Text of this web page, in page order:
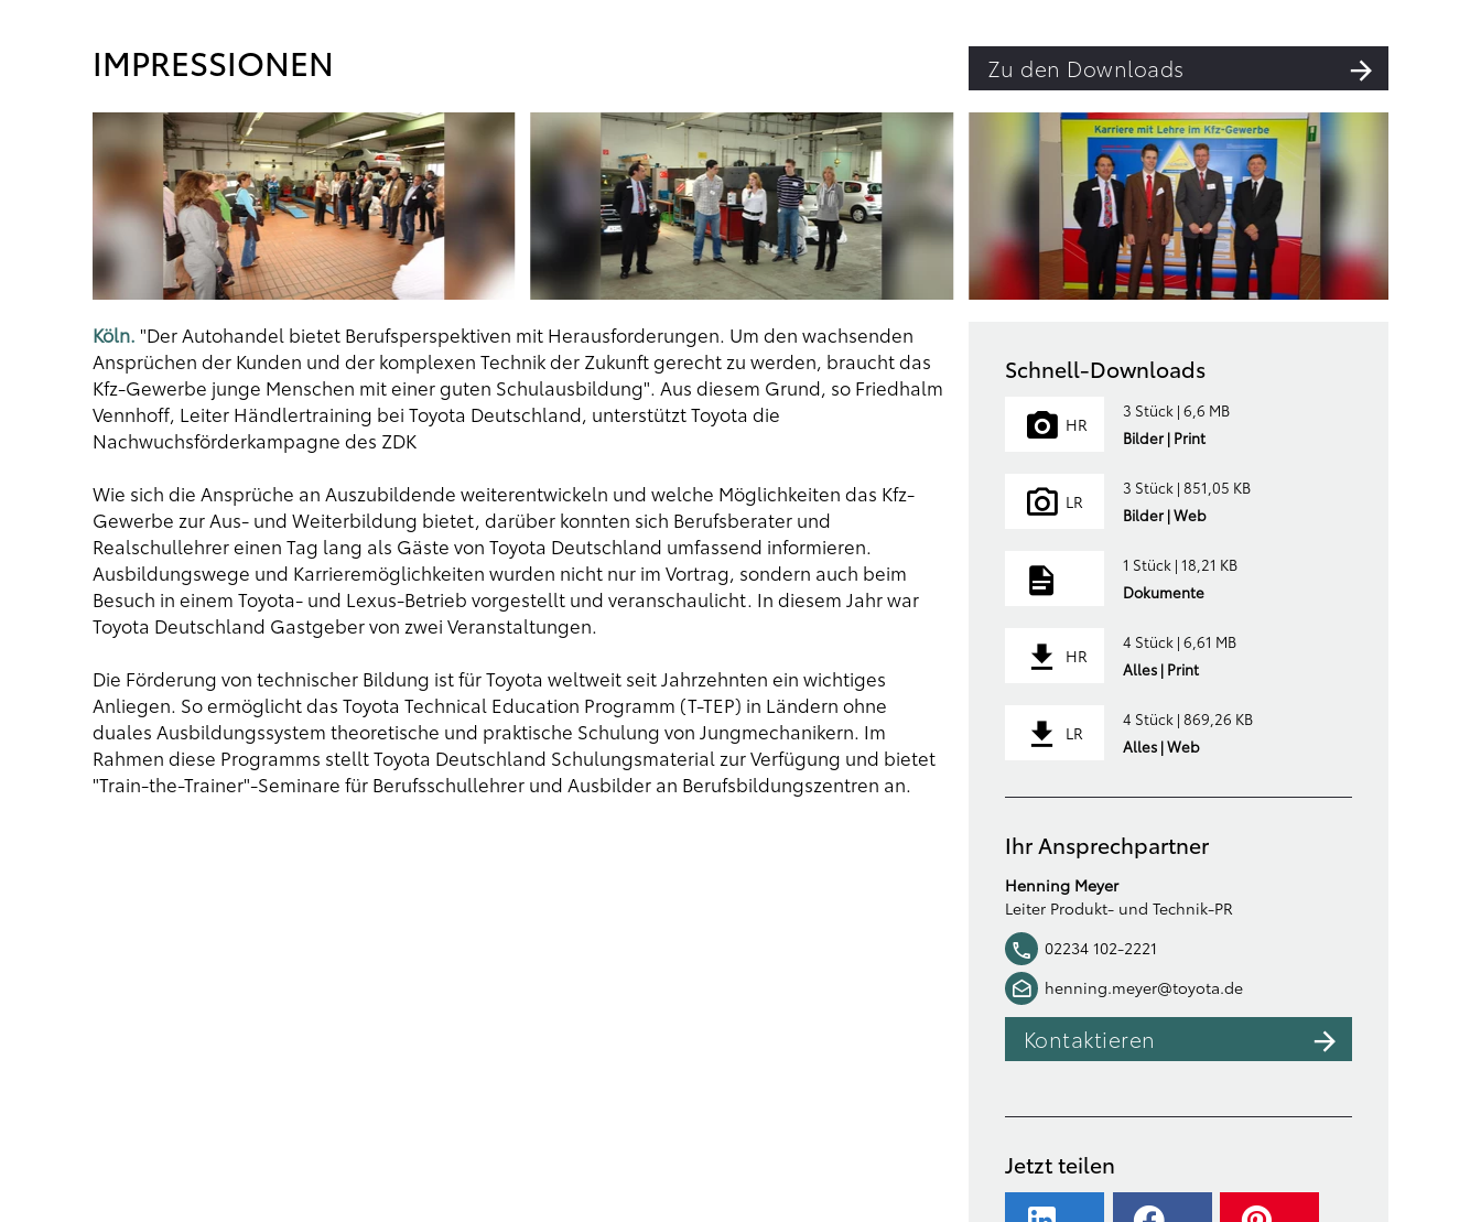
IMPRESSIONEN Zu den Downloads
Köln. "Der Autohandel bietet Berufsperspektiven mit Herausforderungen. Um den wachsenden
Ansprüchen der Kunden und der komplexen Technik der Zukunft gerecht zu werden, braucht das
Kfz-Gewerbe junge Menschen mit einer guten Schulausbildung". Aus diesem Grund, so Friedhalm
Vennhoff, Leiter Händlertraining bei Toyota Deutschland, unterstützt Toyota die
Nachwuchsförderkampagne des ZDK
Wie sich die Ansprüche an Auszubildende weiterentwickeln und welche Möglichkeiten das Kfz-
Gewerbe zur Aus- und Weiterbildung bietet, darüber konnten sich Berufsberater und
Realschullehrer einen Tag lang als Gäste von Toyota Deutschland umfassend informieren.
Ausbildungswege und Karrieremöglichkeiten wurden nicht nur im Vortrag, sondern auch beim
Besuch in einem Toyota- und Lexus-Betrieb vorgestellt und veranschaulicht. In diesem Jahr war
Toyota Deutschland Gastgeber von zwei Veranstaltungen.
Die Förderung von technischer Bildung ist für Toyota weltweit seit Jahrzehnten ein wichtiges
Anliegen. So ermöglicht das Toyota Technical Education Programm (T-TEP) in Ländern ohne
duales Ausbildungssystem theoretische und praktische Schulung von Jungmechanikern. Im
Rahmen diese Programms stellt Toyota Deutschland Schulungsmaterial zur Verfügung und bietet
"Train-the-Trainer"-Seminare für Berufsschullehrer und Ausbilder an Berufsbildungszentren an.
Schnell-Downloads
HR
3 Stück | 6,6 MB
Bilder | Print
LR
3 Stück | 851,05 KB
Bilder | Web
1 Stück | 18,21 KB
Dokumente
HR
4 Stück | 6,61 MB
Alles | Print
LR
4 Stück | 869,26 KB
Alles | Web
Ihr Ansprechpartner
Henning Meyer
Leiter Produkt- und Technik-PR
02234 102-2221
henning.meyer@toyota.de
Kontaktieren
Jetzt teilen